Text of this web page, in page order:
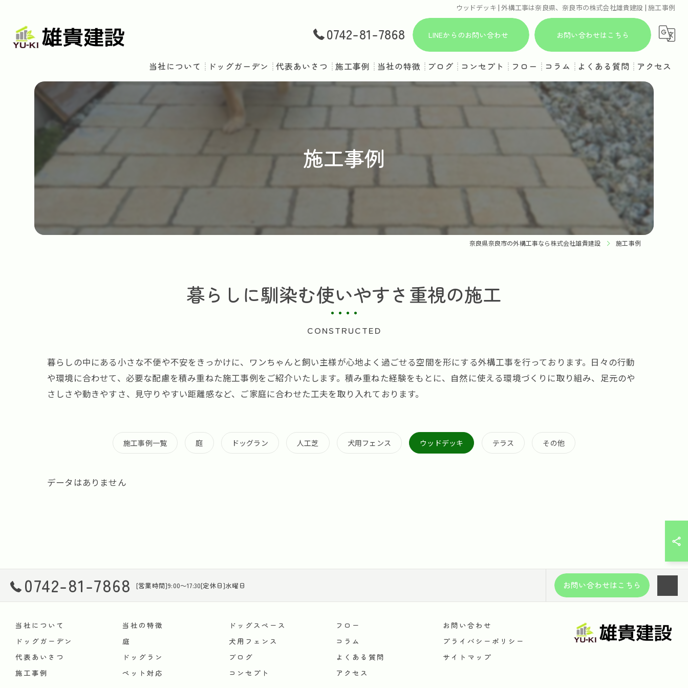
ウッドデッキ | 外構工事は奈良県、奈良市の株式会社雄貴建設 | 施工事例
0742-81-7868 LINEからのお問い合わせ お問い合わせはこちら
ドッグガーデン
当社について 代表あいさつ 施工事例 当社の特徴 ブログ コンセプト フロー コラム よくある質問 アクセス
施工事例
奈良県奈良市の外構工事なら株式会社雄貴建設 施工事例
暮らしに馴染む使いやすさ重視の施工
CONSTRUCTED
暮らしの中にある小さな不便や不安をきっかけに、ワンちゃんと飼い主様が心地よく過ごせる空間を形にする外構工事を行っております。日々の行動
や環境に合わせて、必要な配慮を積み重ねた施工事例をご紹介いたします。積み重ねた経験をもとに、自然に使える環境づくりに取り組み、足元のや
さしさや動きやすさ、見守りやすい距離感など、ご家庭に合わせた工夫を取り入れております。
施工事例一覧 庭 ドッグラン 人工芝 犬用フェンス ウッドデッキ テラス その他
データはありません
0742-81-7868 [営業時間]9:00～17:30[定休日]水曜日 お問い合わせはこちら
ドッグガーデン
当社について
代表あいさつ
施工事例
当社の特徴
庭
ドッグラン
ペット対応
ドッグスペース
犬用フェンス
ブログ
コンセプト
フロー
コラム
よくある質問
アクセス
お問い合わせ
プライバシーポリシー
サイトマップ